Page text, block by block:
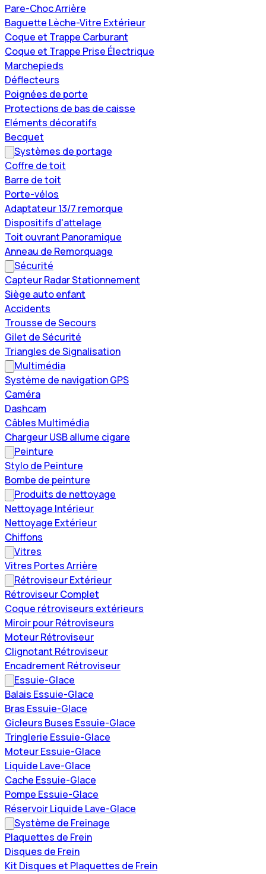
Pare-Choc Arrière
Baguette Lèche-Vitre Extérieur
Coque et Trappe Carburant
Coque et Trappe Prise Électrique
Marchepieds
Déflecteurs
Poignées de porte
Protections de bas de caisse
Eléments décoratifs
Becquet
Systèmes de portage
Coffre de toit
Barre de toit
Porte-vélos
Adaptateur 13/7 remorque
Dispositifs d'attelage
Toit ouvrant Panoramique
Anneau de Remorquage
Sécurité
Capteur Radar Stationnement
Siège auto enfant
Accidents
Trousse de Secours
Gilet de Sécurité
Triangles de Signalisation
Multimédia
Système de navigation GPS
Caméra
Dashcam
Câbles Multimédia
Chargeur USB allume cigare
Peinture
Stylo de Peinture
Bombe de peinture
Produits de nettoyage
Nettoyage Intérieur
Nettoyage Extérieur
Chiffons
Vitres
Vitres Portes Arrière
Rétroviseur Extérieur
Rétroviseur Complet
Coque rétroviseurs extérieurs
Miroir pour Rétroviseurs
Moteur Rétroviseur
Clignotant Rétroviseur
Encadrement Rétroviseur
Essuie-Glace
Balais Essuie-Glace
Bras Essuie-Glace
Gicleurs Buses Essuie-Glace
Tringlerie Essuie-Glace
Moteur Essuie-Glace
Liquide Lave-Glace
Cache Essuie-Glace
Pompe Essuie-Glace
Réservoir Liquide Lave-Glace
Système de Freinage
Plaquettes de Frein
Disques de Frein
Kit Disques et Plaquettes de Frein